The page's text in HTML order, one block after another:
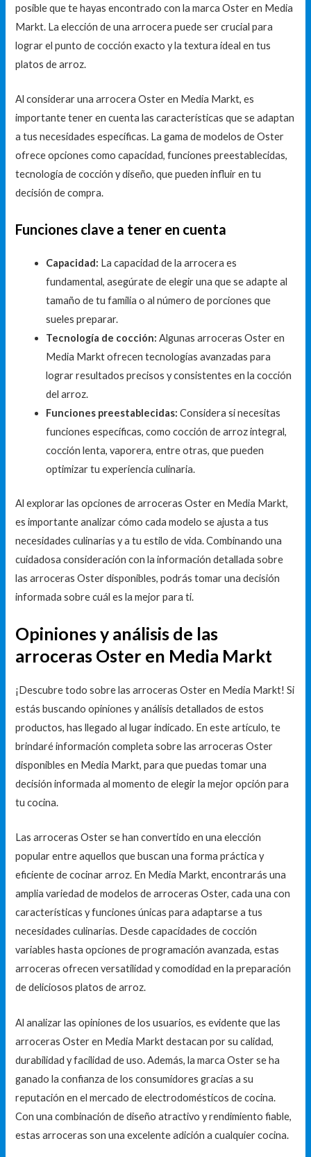
posible que te hayas encontrado con la marca Oster en Media
Markt. La elección de una arrocera puede ser crucial para
lograr el punto de cocción exacto y la textura ideal en tus
platos de arroz.
Al considerar una arrocera Oster en Media Markt, es
importante tener en cuenta las características que se adaptan
a tus necesidades específicas. La gama de modelos de Oster
ofrece opciones como capacidad, funciones preestablecidas,
tecnología de cocción y diseño, que pueden influir en tu
decisión de compra.
Funciones clave a tener en cuenta
Capacidad: La capacidad de la arrocera es
fundamental, asegúrate de elegir una que se adapte al
tamaño de tu familia o al número de porciones que
sueles preparar.
Tecnología de cocción: Algunas arroceras Oster en
Media Markt ofrecen tecnologías avanzadas para
lograr resultados precisos y consistentes en la cocción
del arroz.
Funciones preestablecidas: Considera si necesitas
funciones específicas, como cocción de arroz integral,
cocción lenta, vaporera, entre otras, que pueden
optimizar tu experiencia culinaria.
Al explorar las opciones de arroceras Oster en Media Markt,
es importante analizar cómo cada modelo se ajusta a tus
necesidades culinarias y a tu estilo de vida. Combinando una
cuidadosa consideración con la información detallada sobre
las arroceras Oster disponibles, podrás tomar una decisión
informada sobre cuál es la mejor para ti.
Opiniones y análisis de las
arroceras Oster en Media Markt
¡Descubre todo sobre las arroceras Oster en Media Markt! Si
estás buscando opiniones y análisis detallados de estos
productos, has llegado al lugar indicado. En este artículo, te
brindaré información completa sobre las arroceras Oster
disponibles en Media Markt, para que puedas tomar una
decisión informada al momento de elegir la mejor opción para
tu cocina.
Las arroceras Oster se han convertido en una elección
popular entre aquellos que buscan una forma práctica y
eficiente de cocinar arroz. En Media Markt, encontrarás una
amplia variedad de modelos de arroceras Oster, cada una con
características y funciones únicas para adaptarse a tus
necesidades culinarias. Desde capacidades de cocción
variables hasta opciones de programación avanzada, estas
arroceras ofrecen versatilidad y comodidad en la preparación
de deliciosos platos de arroz.
Al analizar las opiniones de los usuarios, es evidente que las
arroceras Oster en Media Markt destacan por su calidad,
durabilidad y facilidad de uso. Además, la marca Oster se ha
ganado la confianza de los consumidores gracias a su
reputación en el mercado de electrodomésticos de cocina.
Con una combinación de diseño atractivo y rendimiento fiable,
estas arroceras son una excelente adición a cualquier cocina.